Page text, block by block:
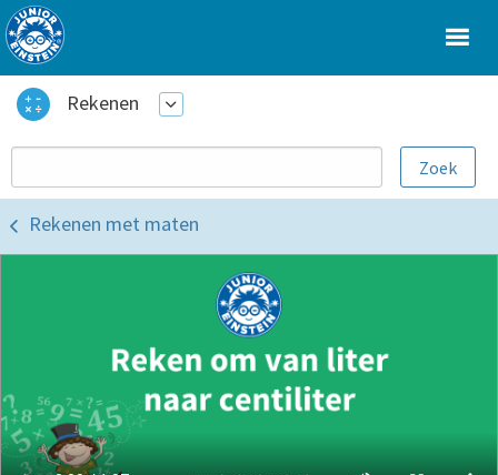
Rekenen
Rekenen met maten